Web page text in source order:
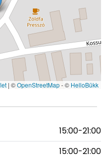
| ©OpenStreetMap- © HelloBükk
15:00-21:00
15:00-21:00